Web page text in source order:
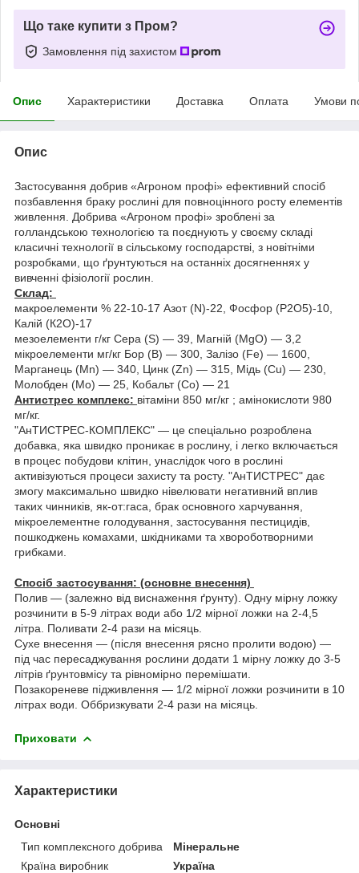
Що таке купити з Пром?
Замовлення під захистом
Опис Характеристики Доставка Оплата Умови
Опис
Застосування добрив «Агроном профі» ефективний спосіб
позбавлення браку рослині для повноцінного росту елементів
живлення. Добрива «Агроном профі» зроблені за
голландською технологією та поєднують у своєму складі
класичні технології в сільському господарстві, з новітніми
розробками, що ґрунтуються на останніх досягненнях у
вивченні фізіології рослин.
Склад:
макроелементи % 22-10-17 Азот (N)-22, Фосфор (Р2О5)-10,
Калій (К2О)-17
мезоелементи г/кг Сера (S) — 39, Магній (MgO) — 3,2
мікроелементи мг/кг Бор (В) — 300, Залізо (Fe) — 1600,
Марганець (Mn) — 340, Цинк (Zn) — 315, Мідь (Cu) — 230,
Молобден (Мо) — 25, Кобальт (Со) — 21
Антистрес комплекс: вітаміни 850 мг/кг ; амінокислоти 980
мг/кг.
"АнТИСТРЕС-КОМПЛЕКС" — це спеціально розроблена
добавка, яка швидко проникає в рослину, і легко включається
в процес побудови клітин, унаслідок чого в рослині
активізуються процеси захисту та росту. "АнТИСТРЕС" дає
змогу максимально швидко нівелювати негативний вплив
таких чинників, як-от:гаса, брак основного харчування,
мікроелементне голодування, застосування пестицидів,
пошкоджень комахами, шкідниками та хвороботворними
грибками.
Спосіб застосування: (основне внесення)
Полив — (залежно від виснаження ґрунту). Одну мірну ложку
розчинити в 5-9 літрах води або 1/2 мірної ложки на 2-4,5
літра. Поливати 2-4 рази на місяць.
Сухе внесення — (після внесення рясно пролити водою) —
під час пересаджування рослини додати 1 мірну ложку до 3-5
літрів ґрунтовмісу та рівномірно перемішати.
Позакореневе підживлення — 1/2 мірної ложки розчинити в 10
літрах води. Оббризкувати 2-4 рази на місяць.
Приховати
Характеристики
Основні
Тип комплексного добрива
Мінеральне
Країна виробник
Україна